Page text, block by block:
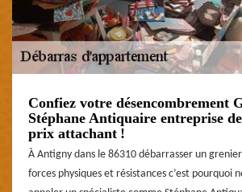
Confiez votre désencombrement
Stéphane Antiquaire entreprise
prix attachant !
À Antigny dans le 86310 débarrasser un
forces physiques et résistances c’est pourquoi